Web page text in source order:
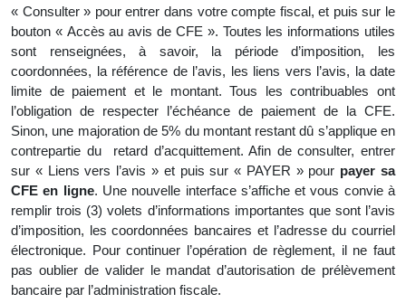
« Consulter » pour entrer dans votre compte fiscal, et puis sur le
bouton « Accès au avis de CFE ». Toutes les informations utiles
sont renseignées, à savoir, la période d’imposition, les
coordonnées, la référence de l’avis, les liens vers l’avis, la date
limite de paiement et le montant. Tous les contribuables ont
l’obligation de respecter l’échéance de paiement de la CFE.
Sinon, une majoration de 5% du montant restant dû s’applique en
contrepartie du retard d’acquittement. Afin de consulter, entrer
sur « Liens vers l’avis » et puis sur « PAYER » pour payer sa
CFE en ligne. Une nouvelle interface s’affiche et vous convie à
remplir trois (3) volets d’informations importantes que sont l’avis
d’imposition, les coordonnées bancaires et l’adresse du courriel
électronique. Pour continuer l’opération de règlement, il ne faut
pas oublier de valider le mandat d’autorisation de prélèvement
bancaire par l’administration fiscale.